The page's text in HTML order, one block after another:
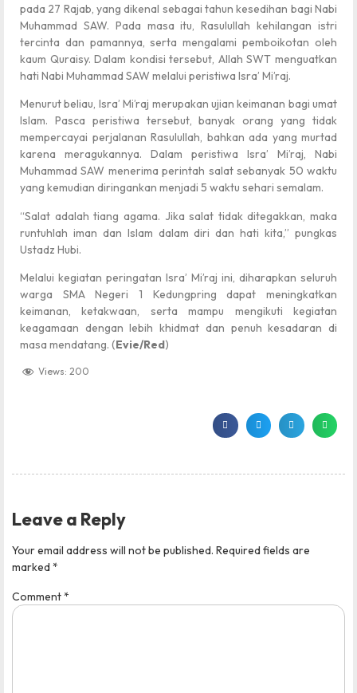
pada 27 Rajab, yang dikenal sebagai tahun kesedihan bagi Nabi
Muhammad SAW. Pada masa itu, Rasulullah kehilangan istri
tercinta dan pamannya, serta mengalami pemboikotan oleh
kaum Quraisy. Dalam kondisi tersebut, Allah SWT menguatkan
hati Nabi Muhammad SAW melalui peristiwa Isra’ Mi’raj.
Menurut beliau, Isra’ Mi’raj merupakan ujian keimanan bagi umat
Islam. Pasca peristiwa tersebut, banyak orang yang tidak
mempercayai perjalanan Rasulullah, bahkan ada yang murtad
karena meragukannya. Dalam peristiwa Isra’ Mi’raj, Nabi
Muhammad SAW menerima perintah salat sebanyak 50 waktu
yang kemudian diringankan menjadi 5 waktu sehari semalam.
“Salat adalah tiang agama. Jika salat tidak ditegakkan, maka
runtuhlah iman dan Islam dalam diri dan hati kita,” pungkas
Ustadz Hubi.
Melalui kegiatan peringatan Isra’ Mi’raj ini, diharapkan seluruh
warga SMA Negeri 1 Kedungpring dapat meningkatkan
keimanan, ketakwaan, serta mampu mengikuti kegiatan
keagamaan dengan lebih khidmat dan penuh kesadaran di
masa mendatang. (Evie/Red)
Views: 200
Leave a Reply
Your email address will not be published. Required fields are
marked *
Comment*